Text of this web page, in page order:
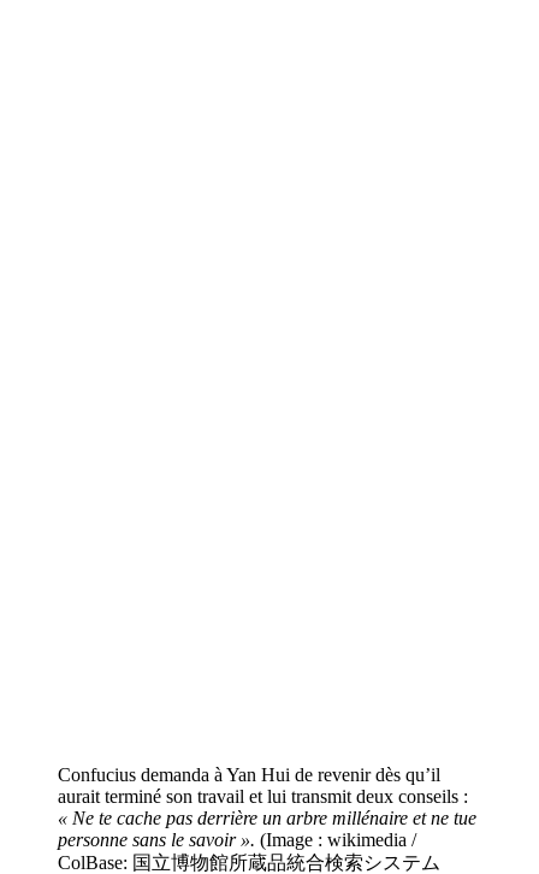
Confucius demanda à Yan Hui de revenir dès qu’il
aurait terminé son travail et lui transmit deux conseils :
« Ne te cache pas derrière un arbre millénaire et ne tue
personne sans le savoir ». (Image : wikimedia /
ColBase: 国立博物館所蔵品統合検索システム